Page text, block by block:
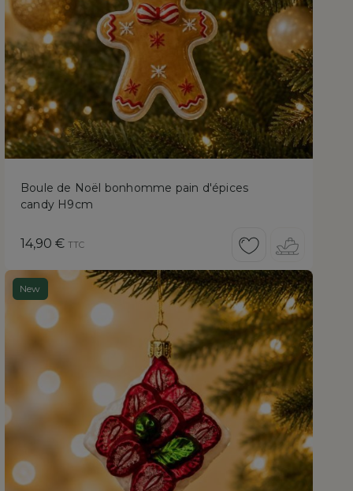
Boule de Noël bonhomme pain d'épices
candy H9cm
Prix
14,90 € TTC
New